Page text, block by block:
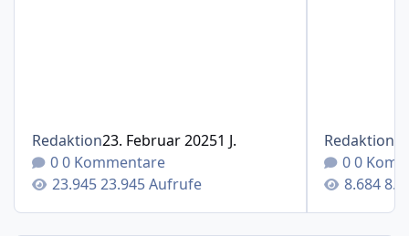
Redaktion23. Februar 20251 J.
0 Kommentare
23.945 Aufrufe
Redaktion
0